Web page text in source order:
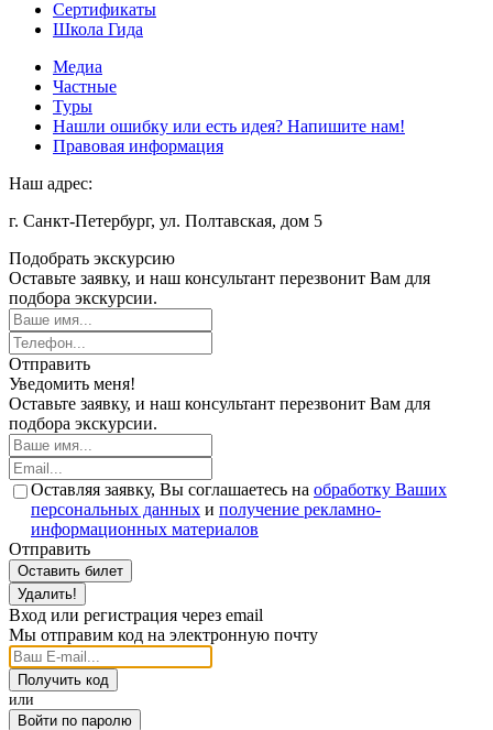
Сертификаты
Школа Гида
Медиа
Частные
Туры
Нашли ошибку или есть идея? Напишите нам!
Правовая информация
Наш адрес:
г. Санкт-Петербург, ул. Полтавская, дом 5
Подобрать экскурсию
Оставьте заявку, и наш консультант перезвонит Вам для
подбора экскурсии.
Отправить
Уведомить меня!
Оставьте заявку, и наш консультант перезвонит Вам для
подбора экскурсии.
Оставляя заявку, Вы соглашаетесь на обработку Ваших
персональных данных и получение рекламно-
информационных материалов
Отправить
Оставить билет
Удалить!
Вход или регистрация через email
Мы отправим код на электронную почту
Получить код
или
Войти по паролю